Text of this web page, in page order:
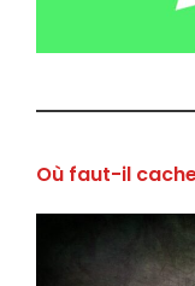
Où faut-il